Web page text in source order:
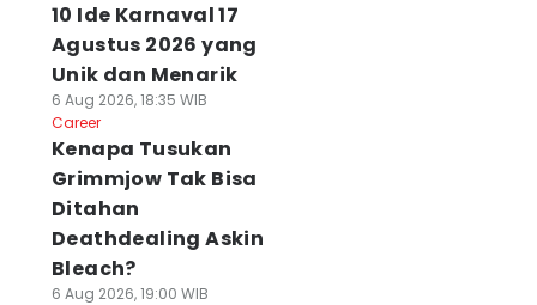
10 Ide Karnaval 17
Agustus 2026 yang
Unik dan Menarik
6 Aug 2026, 18:35 WIB
Career
Kenapa Tusukan
Grimmjow Tak Bisa
Ditahan
Deathdealing Askin
Bleach?
6 Aug 2026, 19:00 WIB